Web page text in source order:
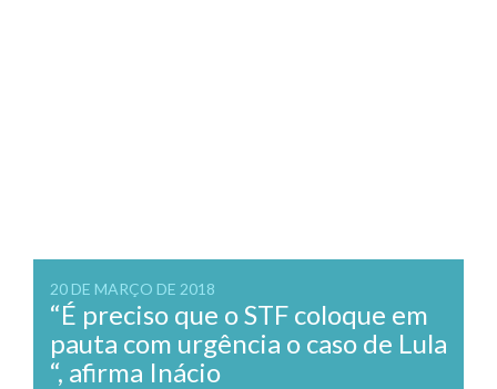
20 DE MARÇO DE 2018
“É preciso que o STF coloque em
pauta com urgência o caso de Lula
“, afirma Inácio